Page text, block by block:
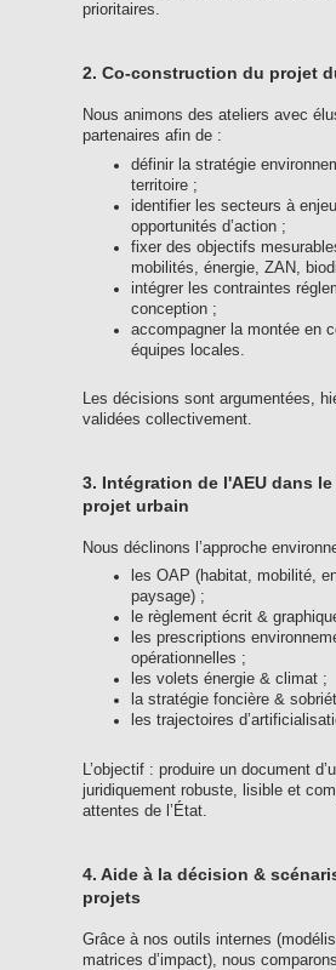
prioritaires.
2. Co-construction du projet
Nous animons des ateliers avec
partenaires afin de :
définir la stratégie
territoire ;
identifier les secteurs à
opportunités d’action ;
fixer des objectifs
mobilités, énergie, ZAN,
intégrer les contraintes
conception ;
accompagner la montée en
équipes locales.
Les décisions sont argumentées,
validées collectivement.
3. Intégration de l'AEU dans le
projet urbain
Nous déclinons l’approche
les OAP (habitat, mobilité,
paysage) ;
le règlement écrit &
les prescriptions
opérationnelles ;
les volets énergie & climat ;
la stratégie foncière &
les trajectoires
L’objectif : produire un document
juridiquement robuste, lisible et
attentes de l’État.
4. Aide à la décision &
projets
Grâce à nos outils internes
matrices d’impact), nous